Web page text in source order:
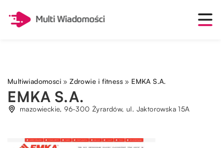
Multiwiadomosci »Zdrowie i fitness » EMKA S.A.
EMKA S.A.
mazowieckie, 96-300 Żyrardów, ul. Jaktorowska 15A